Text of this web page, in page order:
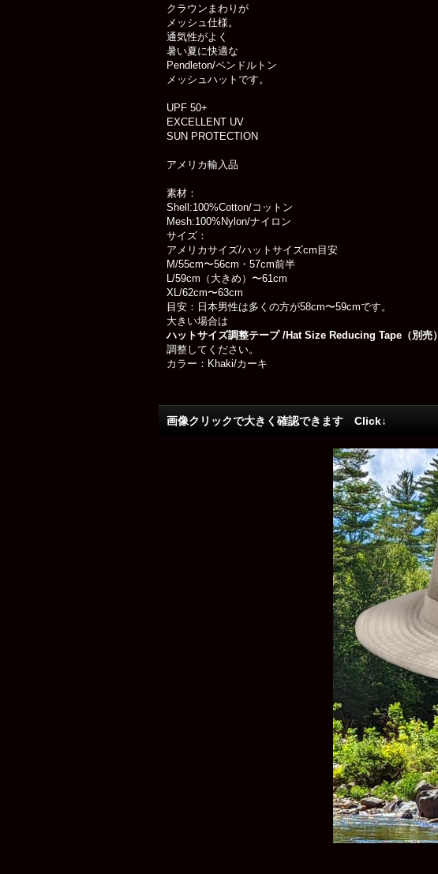
クラウンまわりが
メッシュ仕様。
通気性がよく
暑い夏に快適な
Pendleton/ペンドルトン
メッシュハットです。
UPF 50+
EXCELLENT UV
SUN PROTECTION
アメリカ輸入品
素材：
Shell:100%Cotton/コットン
Mesh:100%Nylon/ナイロン
サイズ：
アメリカサイズ/ハットサイズcm目安
M/55cm〜56cm・57cm前半
L/59cm（大きめ）〜61cm
XL/62cm〜63cm
目安：日本男性は多くの方が58cm〜59cmです。
大きい場合は
ハットサイズ調整テープ /Hat Size Reducing Tape（別売）
調整してください。
カラー：Khaki/カーキ
画像クリックで大きく確認できます Click↓